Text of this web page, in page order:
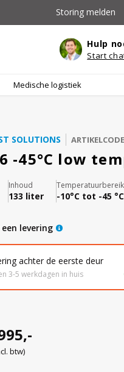
Storing melden
Hulp
Start
Medische logistiek
SOLUTIONS
-45°C low
Inhoud
133 liter
Temperatuurbereik
-10°C tot -45 °C
een levering
achter de eerste deur
3-5 werkdagen in huis
btw)